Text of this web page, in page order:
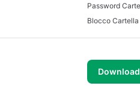
Password
Blocco Cartella